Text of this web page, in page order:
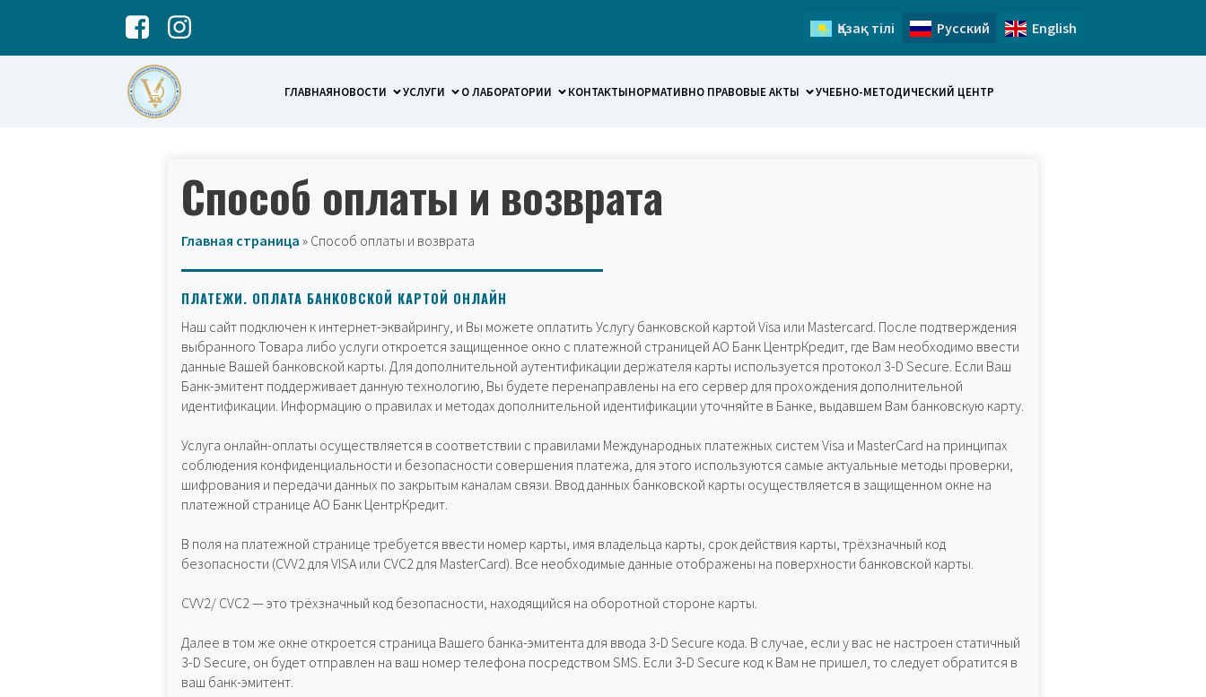
Қазақ тілі Русский English
ГЛАВНАЯНОВОСТИ УСЛУГИ О ЛАБОРАТОРИИ КОНТАКТЫНОРМАТИВНО ПРАВОВЫЕ АКТЫ УЧЕБНО-МЕТОДИЧЕСКИЙ ЦЕНТР
Способ оплаты и возврата
Главная страница » Способ оплаты и возврата
ПЛАТЕЖИ. ОПЛАТА БАНКОВСКОЙ КАРТОЙ ОНЛАЙН
Наш сайт подключен к интернет-эквайрингу, и Вы можете оплатить Услугу банковской картой Visa или Mastercard. После подтверждения
выбранного Товара либо услуги откроется защищенное окно с платежной страницей АО Банк ЦентрКредит, где Вам необходимо ввести
данные Вашей банковской карты. Для дополнительной аутентификации держателя карты используется протокол 3-D Secure. Если Ваш
Банк-эмитент поддерживает данную технологию, Вы будете перенаправлены на его сервер для прохождения дополнительной
идентификации. Информацию о правилах и методах дополнительной идентификации уточняйте в Банке, выдавшем Вам банковскую карту.
Услуга онлайн-оплаты осуществляется в соответствии с правилами Международных платежных систем Visa и MasterCard на принципах
соблюдения конфиденциальности и безопасности совершения платежа, для этого используются самые актуальные методы проверки,
шифрования и передачи данных по закрытым каналам связи. Ввод данных банковской карты осуществляется в защищенном окне на
платежной странице АО Банк ЦентрКредит.
В поля на платежной странице требуется ввести номер карты, имя владельца карты, срок действия карты, трёхзначный код
безопасности (CVV2 для VISA или CVC2 для MasterCard). Все необходимые данные отображены на поверхности банковской карты.
CVV2/ CVC2 — это трёхзначный код безопасности, находящийся на оборотной стороне карты.
Далее в том же окне откроется страница Вашего банка-эмитента для ввода 3-D Secure кода. В случае, если у вас не настроен статичный
3-D Secure, он будет отправлен на ваш номер телефона посредством SMS. Если 3-D Secure код к Вам не пришел, то следует обратится в
ваш банк-эмитент.